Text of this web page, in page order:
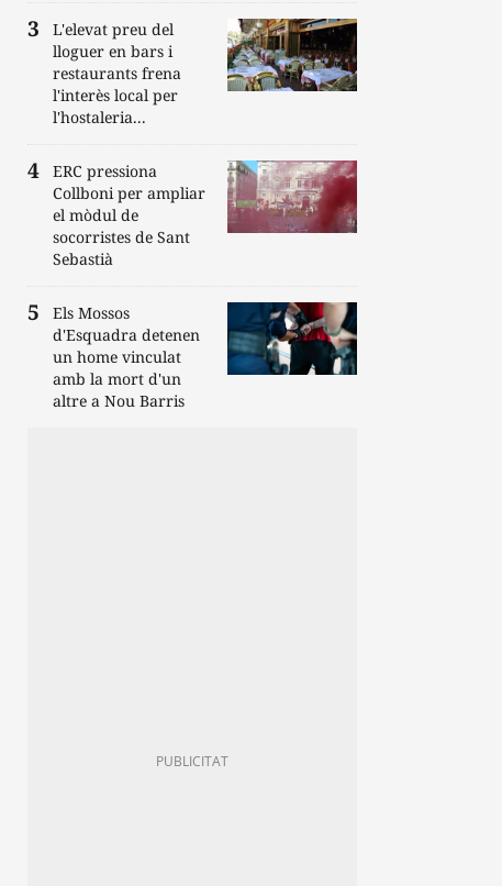
L'elevat preu del
lloguer en bars i
restaurants frena
l'interès local per
l'hostaleria...
ERC pressiona
Collboni per ampliar
el mòdul de
socorristes de Sant
Sebastià
Els Mossos
d'Esquadra detenen
un home vinculat
amb la mort d'un
altre a Nou Barris